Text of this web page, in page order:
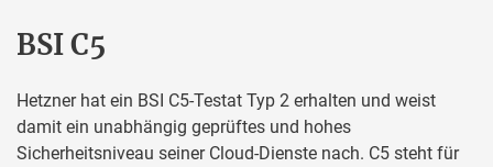
BSI C5
Hetzner hat ein BSI C5-Testat Typ 2 erhalten und weist
damit ein unabhängig geprüftes und hohes
Sicherheitsniveau seiner Cloud-Dienste nach. C5 steht für